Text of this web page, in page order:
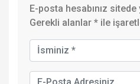
E-posta hesabınız sitede
Gerekli alanlar * ile